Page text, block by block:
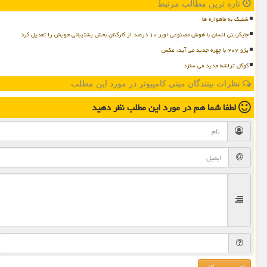
تازه ترین مطالب مرتبط
شلیک به ماهواره ها
جایگزینی انسان با هوش مصنوعی اوبر ۱۰ درصد از کارکنان بخش پشتیبانی خویش را تعدیل کرد
پژو ۲۰۷ با چهره جدید می آید، عکس
گوگل تراشه جدید می سازد
نظرات بینندگان مینی کامپیوتر در مورد این مطلب
لطفا شما همدر مورد این مطلبنظر دهید